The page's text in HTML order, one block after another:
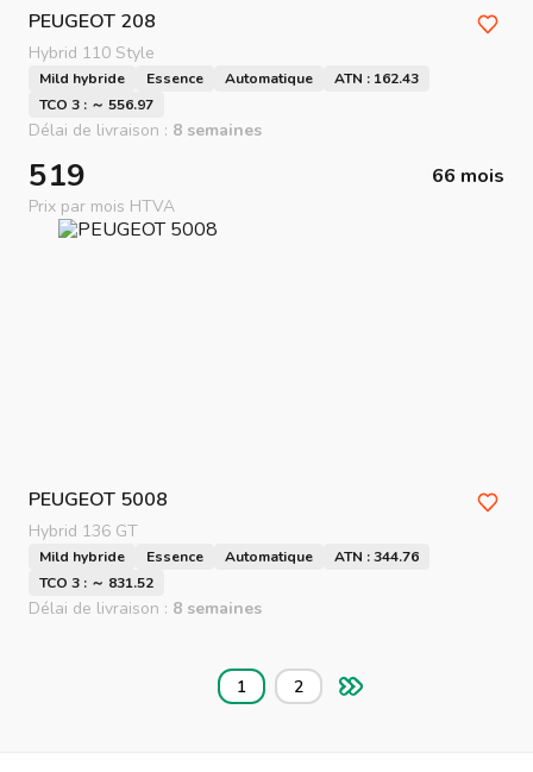
PEUGEOT 208
Hybrid 110 Style
Mild hybride Essence Automatique
ATN : 162.43
TCO 3 : ～ 556.97
Délai de livraison : 8 semaines
519 66 mois
Prix par mois HTVA
PEUGEOT 5008
Hybrid 136 GT
Mild hybride Essence Automatique
ATN : 344.76
TCO 3 : ～ 831.52
Délai de livraison : 8 semaines
1 2